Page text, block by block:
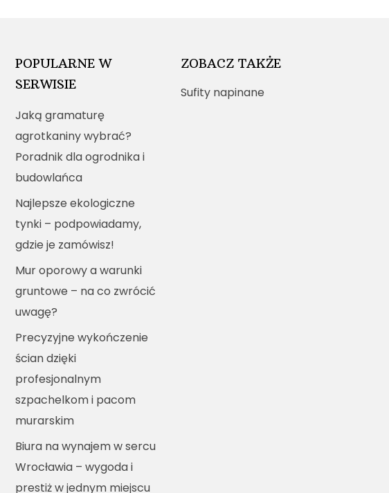
POPULARNE W
SERWISIE
Jaką gramaturę
agrotkaniny wybrać?
Poradnik dla ogrodnika i
budowlańca
Najlepsze ekologiczne
tynki – podpowiadamy,
gdzie je zamówisz!
Mur oporowy a warunki
gruntowe – na co zwrócić
uwagę?
Precyzyjne wykończenie
ścian dzięki
profesjonalnym
szpachelkom i pacom
murarskim
Biura na wynajem w sercu
Wrocławia – wygoda i
prestiż w jednym miejscu
ZOBACZ TAKŻE
Sufity napinane